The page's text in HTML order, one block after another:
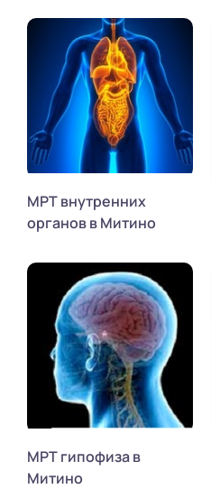
МРТ внутренних
органов в Митино
МРТ гипофиза в
Митино